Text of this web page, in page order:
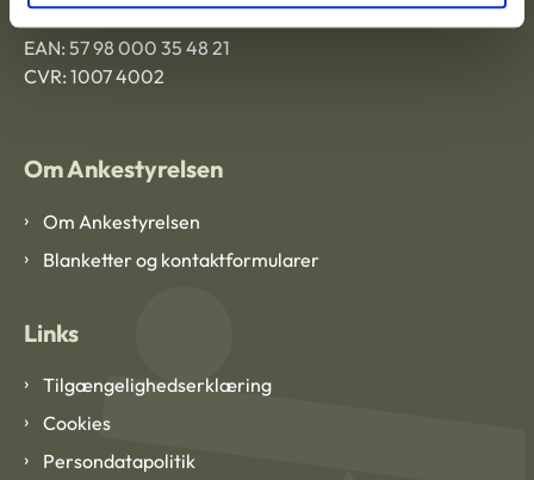
EAN: 57 98 000 35 48 21
CVR: 1007 4002
Om Ankestyrelsen
Om Ankestyrelsen
Blanketter og kontaktformularer
Links
Tilgængelighedserklæring
Cookies
Persondatapolitik